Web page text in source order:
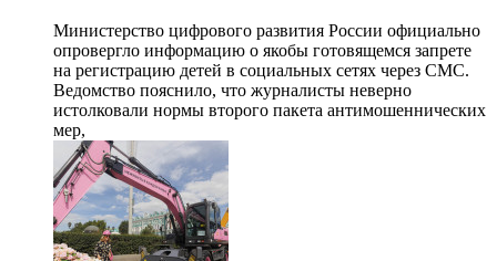
Министерство цифрового развития России официально
опровергло информацию о якобы готовящемся запрете
на регистрацию детей в социальных сетях через СМС.
Ведомство пояснило, что журналисты неверно
истолковали нормы второго пакета антимошеннических
мер,